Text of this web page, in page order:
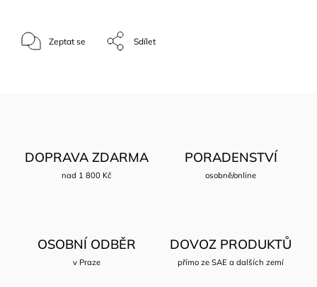
Zeptat se Sdílet
DOPRAVA ZDARMA
nad 1 800 Kč
PORADENSTVÍ
osobně/online
OSOBNÍ ODBĚR
v Praze
DOVOZ PRODUKTŮ
přímo ze SAE a dalších zemí